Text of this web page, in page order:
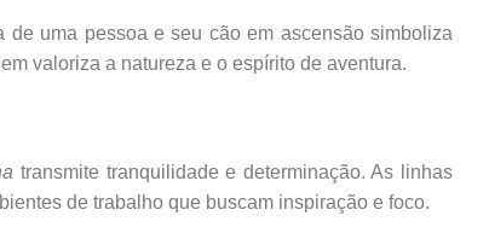
uma pessoa e seu cão em ascensão simboliza
valoriza a natureza e o espírito de aventura.
transmite tranquilidade e determinação. As linhas
de trabalho que buscam inspiração e foco.